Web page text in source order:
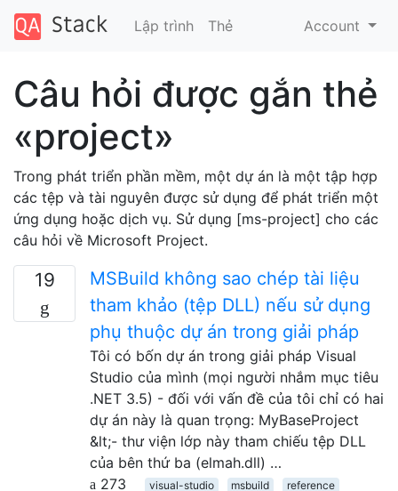
Lập trình Thẻ Account
Câu hỏi được gắn thẻ
«project»
Trong phát triển phần mềm, một dự án là một tập hợp
các tệp và tài nguyên được sử dụng để phát triển một
ứng dụng hoặc dịch vụ. Sử dụng [ms-project] cho các
câu hỏi về Microsoft Project.
19
MSBuild không sao chép tài liệu
tham khảo (tệp DLL) nếu sử dụng
phụ thuộc dự án trong giải pháp
Tôi có bốn dự án trong giải pháp Visual
Studio của mình (mọi người nhắm mục tiêu
.NET 3.5) - đối với vấn đề của tôi chỉ có hai
dự án này là quan trọng: MyBaseProject
&lt;- thư viện lớp này tham chiếu tệp DLL
của bên thứ ba (elmah.dll) …
273
visual-studio msbuild
reference